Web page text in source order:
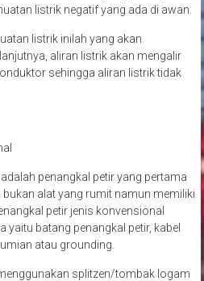
listrik negatif yang ada di awan.
listrik inilah yang akan
aliran listrik akan mengalir
sehingga aliran listrik tidak
penangkal petir yang pertama
bukan alat yang rumit namun memiliki
petir jenis konvensional
batang penangkal petir, kabel
atau grounding.
splitzen/tombak logam